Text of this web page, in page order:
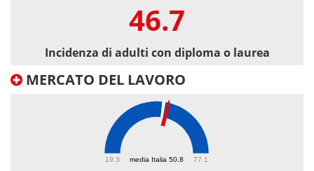
46.7
Incidenza di adulti con diploma o laurea
MERCATO DEL LAVORO
media Italia 50.8
19.3 77.1